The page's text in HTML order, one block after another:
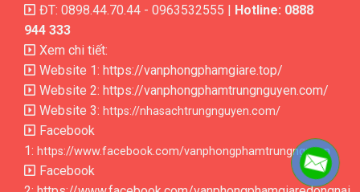
ĐT: 0898.44.70.44 - 0963532555 | Hotline: 0888
944 333
Xem chi tiết:
Website 1: https://vanphongphamgiare.top/
Website 2: https://vanphongphamtrungnguyen.com/
Website 3: https://nhasachtrungnguyen.com/
Facebook
1: https://www.facebook.com/vanphongphamtrungnguyen
Facebook